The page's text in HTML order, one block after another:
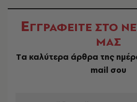
ΕΓΓΡΑΦΕΙΤΕ ΣΤΟ
ΜΑΣ
Tα καλύτερα άρθρα της
mail σου